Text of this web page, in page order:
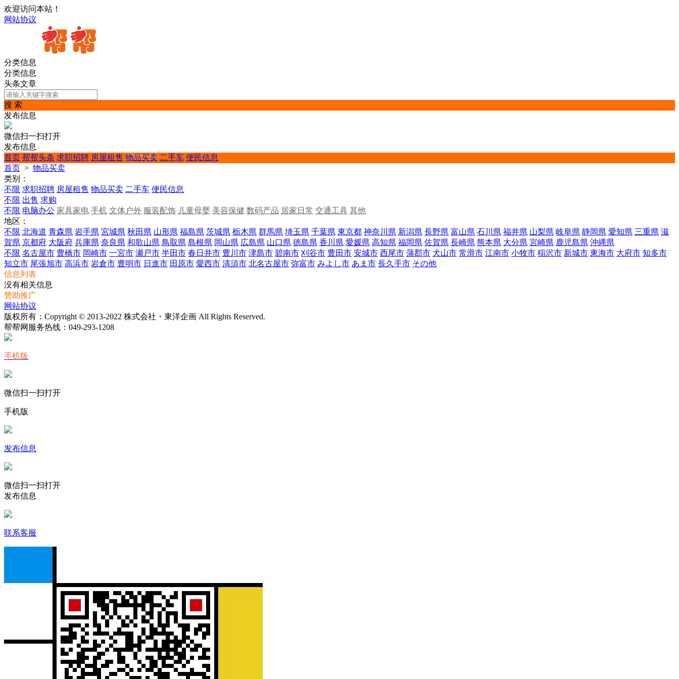
欢迎访问本站！
网站协议
分类信息
分类信息
头条文章
搜 索
发布信息
微信扫一扫打开
发布信息
首页 帮帮头条 求职招聘 房屋租售 物品买卖 二手车 便民信息
首页 > 物品买卖
类别：
不限 求职招聘 房屋租售 物品买卖 二手车 便民信息
不限 出售 求购
不限 电脑办公 家具家电 手机 文体户外 服装配饰 儿童母婴 美容保健 数码产品 居家日常 交通工具 其他
地区：
不限 北海道 青森県 岩手県 宮城県 秋田県 山形県 福島県 茨城県 栃木県 群馬県 埼玉県 千葉県 東京都 神奈川県 新潟県 長野県 富山県 石川県 福井県 山梨県 岐阜県 静岡県 愛知県 三重県 滋
賀県 京都府 大阪府 兵庫県 奈良県 和歌山県 鳥取県 島根県 岡山県 広島県 山口県 徳島県 香川県 愛媛県 高知県 福岡県 佐賀県 長崎県 熊本県 大分県 宮崎県 鹿児島県 沖縄県
不限 名古屋市 豊橋市 岡崎市 一宮市 瀬戸市 半田市 春日井市 豊川市 津島市 碧南市 刈谷市 豊田市 安城市 西尾市 蒲郡市 犬山市 常滑市 江南市 小牧市 稲沢市 新城市 東海市 大府市 知多市
知立市 尾張旭市 高浜市 岩倉市 豊明市 日進市 田原市 愛西市 清須市 北名古屋市 弥富市 みよし市 あま市 長久手市 その他
信息列表
没有相关信息
赞助推广
网站协议
版权所有：Copyright © 2013-2022 株式会社・東洋企画 All Rights Reserved.
帮帮网服务热线： 049-293-1208
手机版
微信扫一扫打开
手机版
发布信息
微信扫一扫打开
发布信息
联系客服